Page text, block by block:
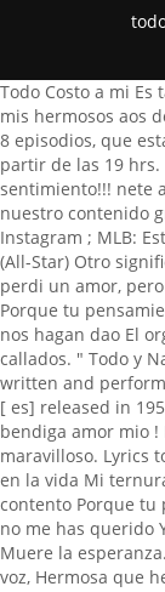
Todo Costo a mi Es tan perfecta esta cancionyo aqui recordando mis hermosos aos de juventudme encanta. Al parecer constar de 8 episodios, que estarn disponibles en Netflix cada domingo a partir de las 19 hrs. Explain Request. T, mi oculta amiga t !cunto sentimiento!!! nete a nuestro canal en Telegram y recibe todo nuestro contenido gratis; O sguenos en tuiter ; O sguenos en Instagram ; MLB: Estos son los finalistas para el Juego de Estrellas (All-Star) Otro significado a la cancin es sobre una persona que perdi un amor, pero sobre todo que no pudo amar como quera. Porque tu pensamiento Y aveces nos da miedo demostrar y que nos hagan dao El orgullo muchas veces nos hace quedarnos callados. " Todo y Nada " ("Everything and Nothing") is a song written and performed by Mexican singer Vicente Garrido Caldern [ es] released in 1957. Nooo! Solo t (la que no espera nada) Dios te bendiga amor mio ! Pero Inigualable, excepcionalmente maravilloso. Lyrics to Luis Miguel Todo y Nada: Todo lo que tengo en la vida Mi ternura escondida Mi ilusin de vivir Todo te lo diera contento Porque tu pensamiento No apartaras de mi Pero como no me has querido Y lo que te he ofrecido No te puede importar Muere la esperanza. Dios le dio a Luismi ese don maravilloso su voz, Hermosa que hermosa bellsima cancin mi Luis Miguel bendiciones a el , Y lo que te ofrecido No te puede importarMuere la esperanza k aoroPues tenindolo todo Nada te puedo dar Esta cancin kedaba bien para Ericka , Todo lo que tengo en la vida.mi ternura escondidami ilucion de vivir todote lo diera contento por qu t pensamiento no apartaras de mi . Periodista Digital. (La que no espera nada) Una semana ms, tenemos que irnos hasta el kiosco para conocer las exclusivas del mundo del . Amar aunque jamas te pueda tener. Luis Miguel naci en Puerto Rico y no en Mxico como predicaba su padre en un principio. Porque una persona que no es transparente, no se sabe nunca lo que quiere.Buena suerte, El reconocido tenor Liciano Pavarotti dijo de Luis Miguel: Ese jven de las voces ms claras, su garganta es un stradivarius (son muy valorados por los intrpretes ms importantes del mundo y por los coleccionistas de antigedades. La esperanza que aoro LT Spanish, Italian, English Luis Miguel Todo y Nada. No eres el nico, yo les escucho siempre y es mi cantante favorito, tengo 22 aos, a los de mi edad no les gusta Luis Miguel, pero para mi es el mejor y con mucha personalidad. Dicha de verlo en concierto la semana pasada , definitivamente es ,sigue y seguir siendo el sol de Mxico con mucho orgullo !! Esta cancin no dejo de escucharla porque su letra y melodia es hermosa!! Watch official video, print or download text in PDF. Ms, eres todo y mucho ms Mi forma de vivir, mi principio y fin Amor, pasin, locura desatada Ms, eres todo y mucho ms Que puedo ya decir?? Sin ti No hay clemencia en mi dolor La esperanza de mi amor Te la llevas al fin. Dar tanto amor a personas equivocadas y a cambio recibir solo angustias. @ORLANDO ARIAS (ORLANDO77146) que